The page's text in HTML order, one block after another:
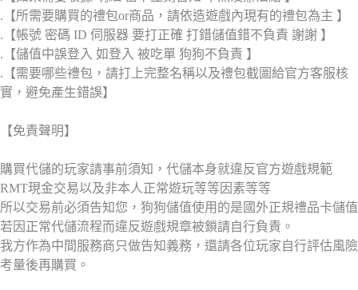
.【所需要購買的禮包or商品，請依造遊戲內現有的禮包為主 】
.【帳號 密碼 ID 伺服器 要打正確 打錯儲值錯不負責 謝謝 】
.【儲值中誤登入 如登入 被吃單 狗狗不負責 】
.【需要哪些禮包，請打上完整名稱以及禮包截圖給官方客服核
實，避免產生錯誤】
【免責聲明】
購買代儲的玩家請事前須知，代儲本身就違反官方遊戲規範
RMT現金交易以及非本人正常遊玩等等因素等等
所以交易前必須告知您，狗狗儲值使用的是國外正規禮品卡儲值
若因正常代儲流程而違反遊戲規章被鎖請自行負責。
我方作為中間服務商只做告知義務，還請各位玩家自行評估風險
考量後再購買。